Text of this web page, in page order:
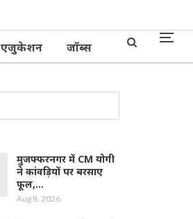
एजुकेशन जॉब्‍स
मुजफ्फरनगर में CM योगी
ने कांवड़ियों पर बरसाए
फूल,…
Aug 8, 2026